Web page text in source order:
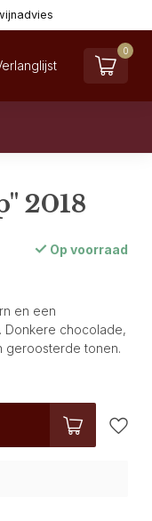
0
2018
Op voorraad
en een
Donkere chocolade,
geroosterde tonen.